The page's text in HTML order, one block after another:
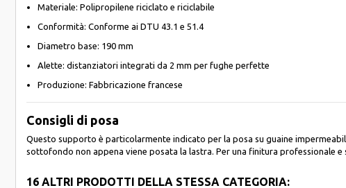
Materiale: Polipropilene riciclato e riciclabile
Conformità: Conforme ai DTU 43.1 e 51.4
Diametro base: 190 mm
Alette: distanziatori integrati da 2 mm per fughe perfette
Produzione: Fabbricazione francese
Consigli di posa
Questo supporto è particolarmente indicato per la posa su guaine
sottofondo non appena viene posata la lastra. Per una finitura professionale
16 ALTRI PRODOTTI DELLA STESSA CATEGORIA: